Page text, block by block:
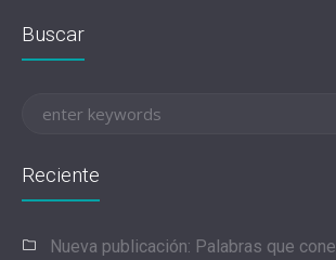
Buscar
Reciente
Nueva publicación: Palabras que